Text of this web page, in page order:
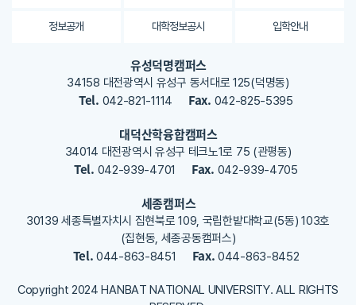
용
해
주
정보공개 대학정보공시 입학안내
유성덕명캠퍼스
34158 대전광역시 유성구 동서대로 125(덕명동)
Tel. 042-821-1114 Fax. 042-825-5395
대덕산학융합캠퍼스
34014 대전광역시 유성구 테크노1로 75 (관평동)
Tel. 042-939-4701 Fax. 042-939-4705
세종캠퍼스
30139 세종특별자치시 집현북로 109, 국립한밭대학교(5동) 103호
(집현동, 세종공동캠퍼스)
Tel.044-863-8451 Fax. 044-863-8452
Copyright 2024 HANBAT NATIONAL UNIVERSITY. ALL RIGHTS